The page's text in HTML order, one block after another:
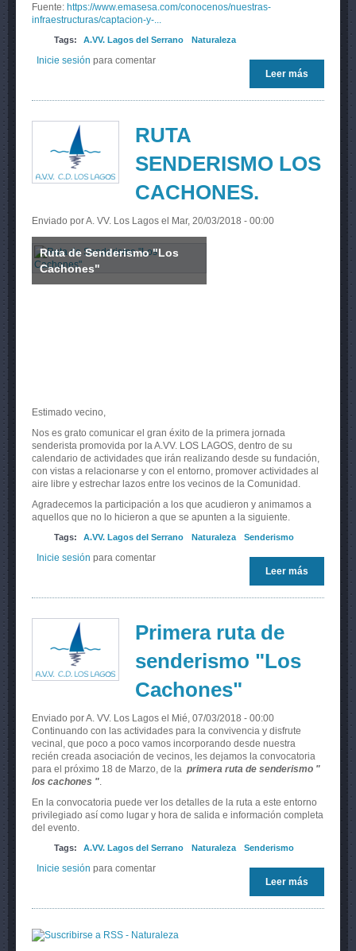
Fuente: https://www.emasesa.com/conocenos/nuestras-
infraestructuras/captacion-y-...
Tags: A.VV. Lagos del Serrano Naturaleza
Leer más
Volumen
Inicie sesión para comentar
RUTA
SENDERISMO LOS
CACHONES.
Enviado porA. VV. Los Lagos el Mar, 20/03/2018 - 00:00
Ruta de Senderismo "Los
Cachones"
Estimado vecino,
Nos es grato comunicar el gran éxito de la primera jornada
senderista promovida por la A.VV. LOS LAGOS, dentro de su
calendario de actividades que irán realizando desde su fundación,
con vistas a relacionarse y con el entorno, promover actividades al
aire libre y estrechar lazos entre los vecinos de la Comunidad.
Agradecemos la participación a los que acudieron y animamos a
aquellos que no lo hicieron a que se apunten a la siguiente.
Tags: A.VV. Lagos del Serrano Naturaleza Senderismo
Leer más sobre
LOS
Inicie sesión para comentar
Primera ruta de
senderismo "Los
Cachones"
Enviado porA. VV. Los Lagos el Mié, 07/03/2018 - 00:00
Continuando con las actividades para la convivencia y disfrute
vecinal, que poco a poco vamos incorporando desde nuestra
recién creada asociación de vecinos, les dejamos la convocatoria
para el próximo 18 de Marzo, de la primera ruta de senderismo "
los cachones "
En la convocatoria puede ver los detalles de la ruta a este entorno
privilegiado así como lugar y hora de salida e información completa
del evento.
Tags: A.VV. Lagos del Serrano Naturaleza Senderismo
Leer más
Primera
ruta de
Inicie sesión para comentar